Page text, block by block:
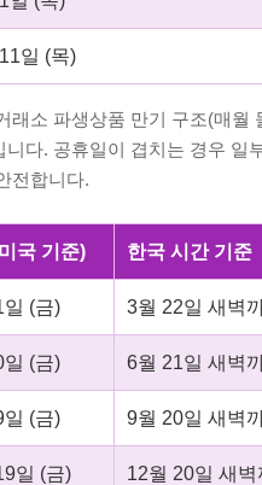
일 (목)
소 파생상품 만기 구조(매월
니다. 공휴일이 겹치는 경우 일
전합니다.
국 기준) 한국 시간 기준
(금) 3월 22일 새벽
(금) 6월 21일 새벽
(금) 9월 20일 새벽
일 (금) 12월 20일 새